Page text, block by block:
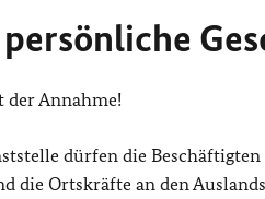
der Annahme!
dürfen die
die Ortskräfte an den